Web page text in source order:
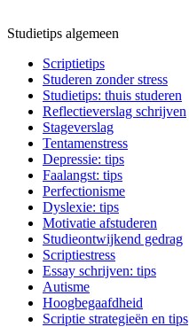
Studietips algemeen
Scriptietips
Studeren zonder stress
Studietips: thuis studeren
Reflectieverslag schrijven
Stageverslag
Tentamenstress
Depressie: tips
Faalangst: tips
Perfectionisme
Dyslexie: tips
Motivatie afstuderen
Studieontwijkend gedrag
Scriptiestress
Essay schrijven: tips
Autisme
Hoogbegaafdheid
Scriptie strategieën en tips